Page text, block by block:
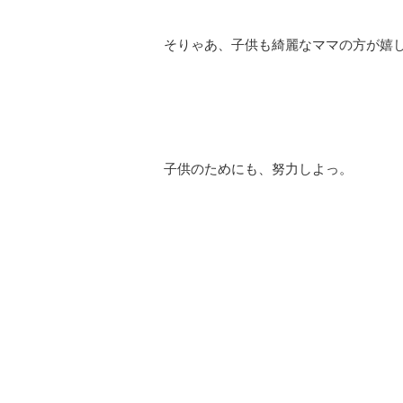
そりゃあ、子供も綺麗なママの方が嬉
子供のためにも、努力しよっ。